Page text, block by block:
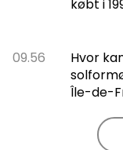
købt i
09.56
Hvor
Île-de-